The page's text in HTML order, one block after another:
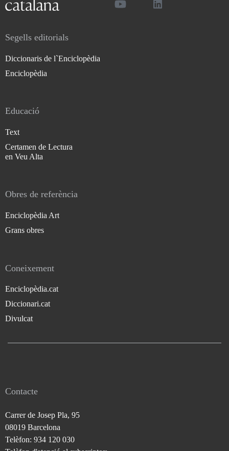
Segells editorials
Diccionaris de l`Enciclopèdia
Enciclopèdia
Educació
Text
Certamen de Lectura
en Veu Alta
Obres de referència
Enciclopèdia Art
Grans obres
Coneixement
Enciclopèdia.cat
Diccionari.cat
Divulcat
Contacte
Carrer de Josep Pla, 95
08019 Barcelona
Telèfon: 934 120 030